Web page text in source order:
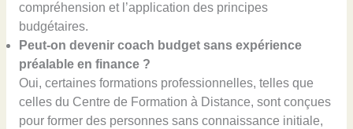
compréhension et l’application des principes
budgétaires.
Peut-on devenir coach budget sans expérience
préalable en finance ?
Oui, certaines formations professionnelles, telles que
celles du Centre de Formation à Distance, sont conçues
pour former des personnes sans connaissance initiale,